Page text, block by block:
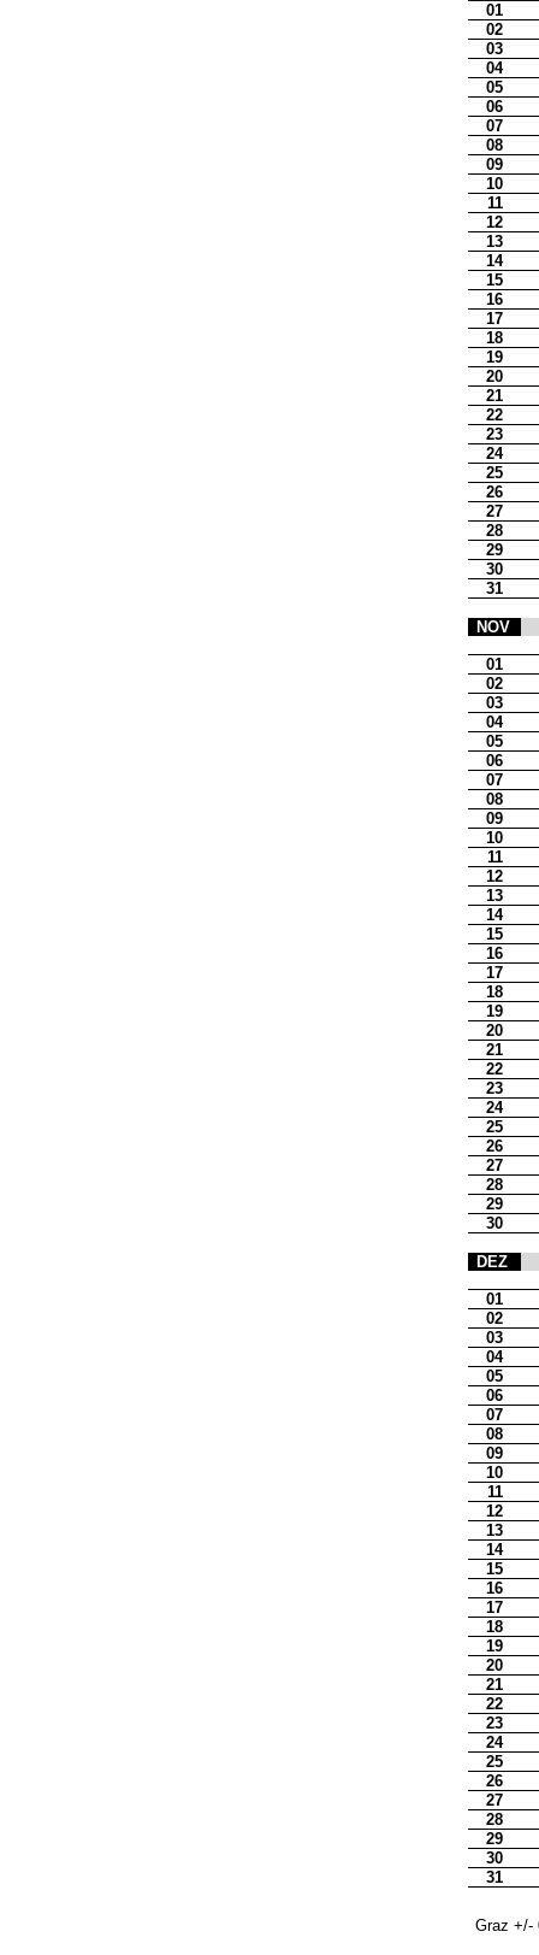
01
02
03
04
05
06
07
08
09
10
11
12
13
14
15
16
17
18
19
20
21
22
23
24
25
26
27
28
29
30
31
NOV
01
02
03
04
05
06
07
08
09
10
11
12
13
14
15
16
17
18
19
20
21
22
23
24
25
26
27
28
29
30
DEZ
01
02
03
04
05
06
07
08
09
10
11
12
13
14
15
16
17
18
19
20
21
22
23
24
25
26
27
28
29
30
31
Graz